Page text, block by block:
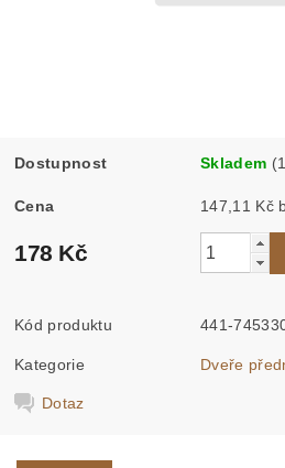
Dostupnost Skladem
Cena
178 Kč
Kód produktu 441-
Kategorie Dveře
Dotaz